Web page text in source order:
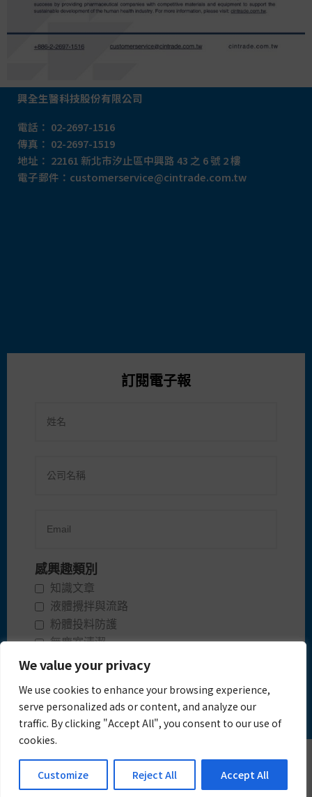
We value your privacy
We use cookies to enhance your browsing experience,
serve personalized ads or content, and analyze our
traffic. By clicking "Accept All", you consent to our use of
cookies.
Customize Reject All Accept All
興全生醫科技股份有限公司
電話： 02-2697-1516
傳真： 02-2697-1519
地址： 22161 新北市汐止區中興路 43 之 6 號 2 樓
電子郵件： customerservice@cintrade.com.tw
訂閱電子報
感興趣類別
知識文章
液體攪拌與流路
粉體投料防護
無塵室清潔
活動快訊
立即訂閱
Astra WordPress Theme